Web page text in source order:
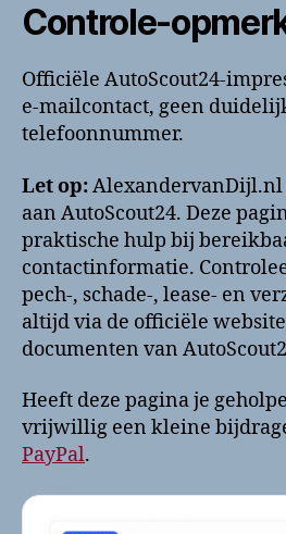
Controle-
Officiële AutoScout24-
e-mailcontact, geen
telefoonnummer.
Let op:
aan AutoScout24. Deze
praktische hulp bij
contactinformatie.
pech-, schade-, lease- en
altijd via de officiële
documenten van
Heeft deze pagina je
vrijwillig een kleine
PayPal.